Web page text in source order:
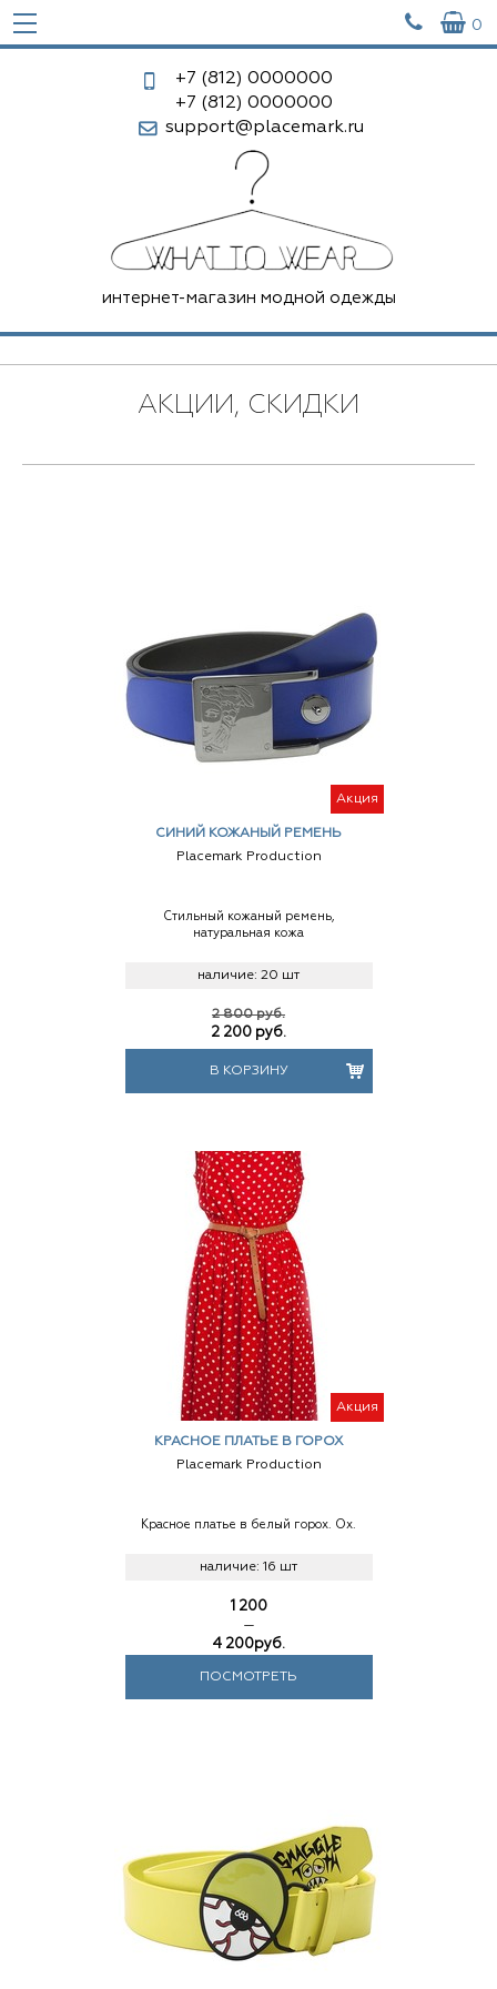
  0
+7 (812) 0000000
+7 (812) 0000000
support@placemark.ru
интернет-магазин модной одежды
АКЦИИ, СКИДКИ
Акция
СИНИЙ КОЖАНЫЙ РЕМЕНЬ
Placemark Production
Стильный кожаный ремень,
натуральная кожа
наличие: 20 шт
2 800 руб.
2 200 руб.
В КОРЗИНУ
Акция
КРАСНОЕ ПЛАТЬЕ В ГОРОХ
Placemark Production
Красное платье в белый горох. Ох.
наличие: 16 шт
1 200
—
4 200руб.
ПОСМОТРЕТЬ